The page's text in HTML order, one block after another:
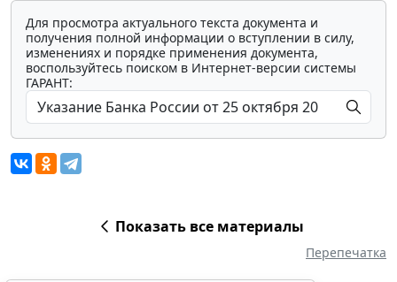
Для просмотра актуального текста документа и
получения полной информации о вступлении в силу,
изменениях и порядке применения документа,
воспользуйтесь поиском в Интернет-версии системы
ГАРАНТ:
Показать все материалы
Перепечатка